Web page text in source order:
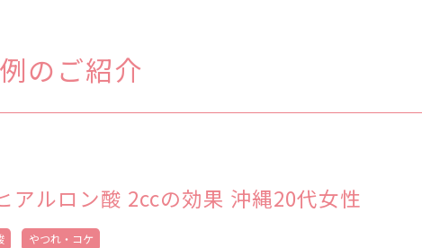
のご紹介
アルロン酸 2ccの効果 沖縄20代女性
やつれ・コケ